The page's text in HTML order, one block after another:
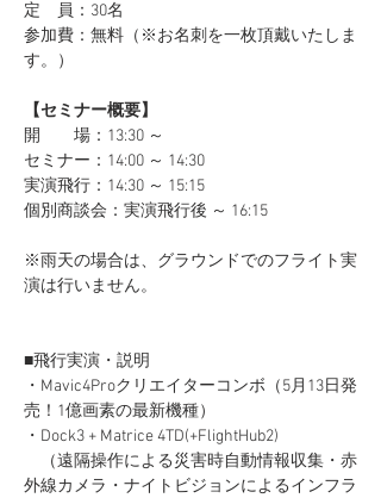
定　員：30名
参加費：無料（※お名刺を一枚頂戴いたしま
す。）
【セミナー概要】
開　　場：13:30 ～
セミナー：14:00 ～ 14:30
実演飛行：14:30 ～ 15:15
個別商談会：実演飛行後 ～ 16:15
※雨天の場合は、グラウンドでのフライト実
演は行いません。
■飛行実演・説明
・Mavic4Proクリエイターコンボ（5月13日発
売！1億画素の最新機種）
・Dock3 + Matrice 4TD(+FlightHub2)
（遠隔操作による災害時自動情報収集・赤
外線カメラ・ナイトビジョンによるインフラ